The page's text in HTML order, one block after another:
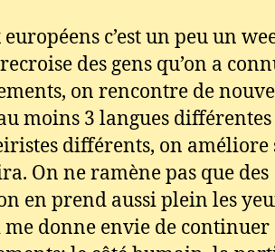
c’est un peu un
des gens qu’on a
on rencontre de
moins 3 langues différentes
différents, on améliore
On ne ramène pas que des
en prend aussi plein les
me donne envie de continuer